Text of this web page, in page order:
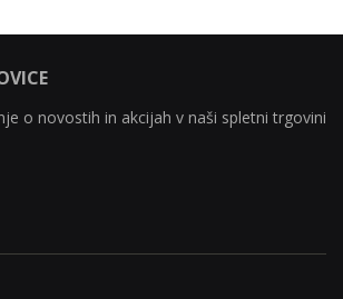
o novostih in akcijah v naši spletni trgovini